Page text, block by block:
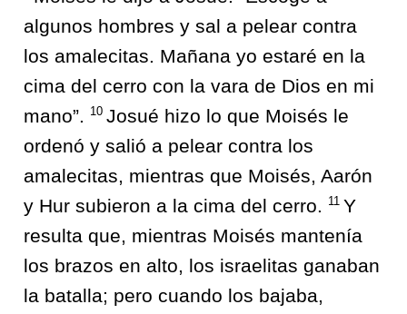
algunos hombres y sal a pelear contra
los amalecitas. Mañana yo estaré en la
cima del cerro con la vara de Dios en mi
mano”.
10 Josué hizo lo que Moisés le
ordenó y salió a pelear contra los
amalecitas, mientras que Moisés, Aarón
y Hur subieron a la cima del cerro.
11 Y
resulta que, mientras Moisés mantenía
los brazos en alto, los israelitas ganaban
la batalla; pero cuando los bajaba,